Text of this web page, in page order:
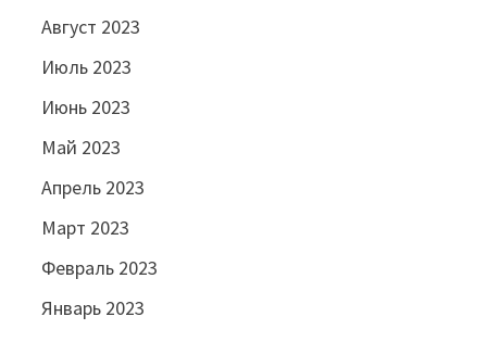
Август 2023
Июль 2023
Июнь 2023
Май 2023
Апрель 2023
Март 2023
Февраль 2023
Январь 2023